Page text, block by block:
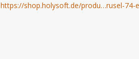
https://shop.holysoft.de/produ…rusel-74-